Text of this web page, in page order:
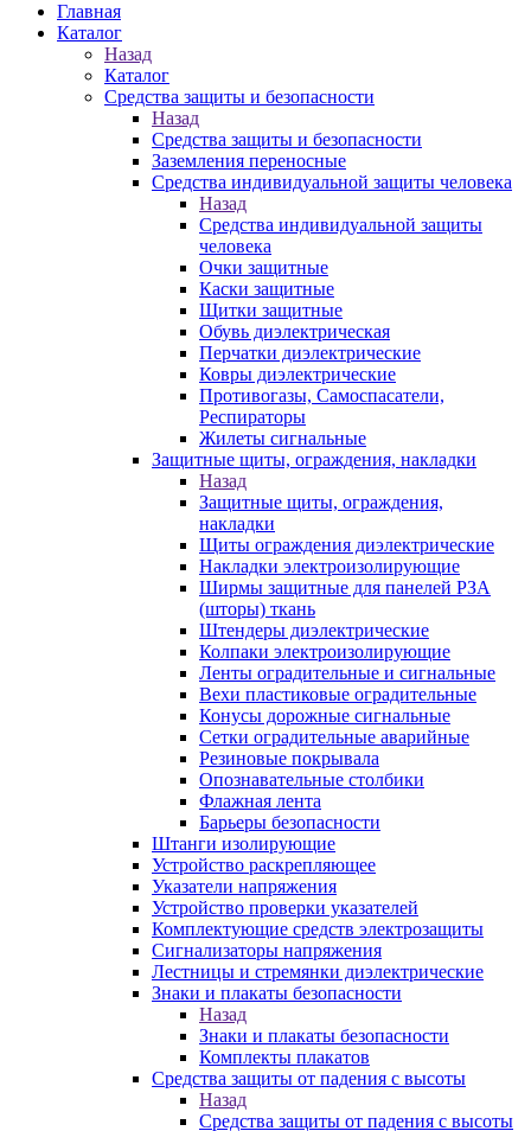
Главная
Каталог
Назад
Каталог
Средства защиты и безопасности
Назад
Средства защиты и безопасности
Заземления переносные
Средства индивидуальной защиты человека
Назад
Средства индивидуальной защиты
человека
Очки защитные
Каски защитные
Щитки защитные
Обувь диэлектрическая
Перчатки диэлектрические
Ковры диэлектрические
Противогазы, Самоспасатели,
Респираторы
Жилеты сигнальные
Защитные щиты, ограждения, накладки
Назад
Защитные щиты, ограждения,
накладки
Щиты ограждения диэлектрические
Накладки электроизолирующие
Ширмы защитные для панелей РЗА
(шторы) ткань
Штендеры диэлектрические
Колпаки электроизолирующие
Ленты оградительные и сигнальные
Вехи пластиковые оградительные
Конусы дорожные сигнальные
Сетки оградительные аварийные
Резиновые покрывала
Опознавательные столбики
Флажная лента
Барьеры безопасности
Штанги изолирующие
Устройство раскрепляющее
Указатели напряжения
Устройство проверки указателей
Комплектующие средств электрозащиты
Сигнализаторы напряжения
Лестницы и стремянки диэлектрические
Знаки и плакаты безопасности
Назад
Знаки и плакаты безопасности
Комплекты плакатов
Средства защиты от падения с высоты
Назад
Средства защиты от падения с высоты